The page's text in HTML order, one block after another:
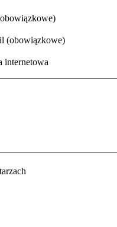
(obowiązkowe)
internetowa